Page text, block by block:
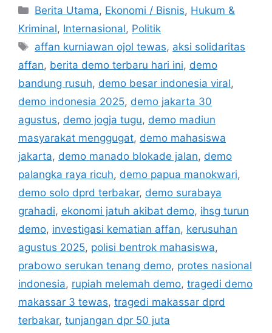
C
a
e
g
o
r
i
s
Berita Utama, Ekonomi / Bisnis, Hukum &
Kriminal, Internasional, Politik
T
a
s
affan kurniawan ojol tewas, aksi solidaritas
affan, berita demo terbaru hari ini, demo
bandung rusuh, demo besar indonesia viral,
demo indonesia 2025, demo jakarta 30
agustus, demo jogja tugu, demo madiun
masyarakat menggugat, demo mahasiswa
jakarta, demo manado blokade jalan, demo
palangka raya ricuh, demo papua manokwari,
demo solo dprd terbakar, demo surabaya
grahadi, ekonomi jatuh akibat demo, ihsg turun
demo, investigasi kematian affan, kerusuhan
agustus 2025, polisi bentrok mahasiswa,
prabowo serukan tenang demo, protes nasional
indonesia, rupiah melemah demo, tragedi demo
makassar 3 tewas, tragedi makassar dprd
terbakar, tunjangan dpr 50 juta